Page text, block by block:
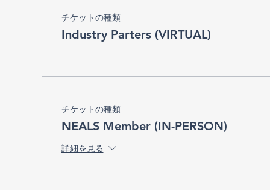
チケットの種類
Industry Parters (VIRTUAL)
チケットの種類
NEALS Member (IN-PERSON)
詳細を見る